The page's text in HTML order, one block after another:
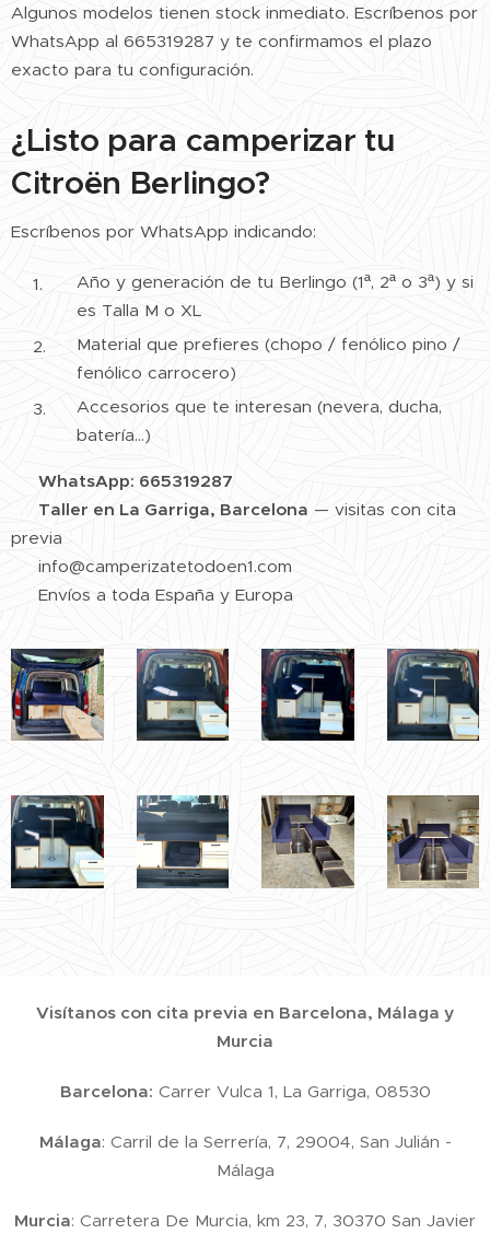
Algunos modelos tienen stock inmediato. Escríbenos por
WhatsApp al 665319287 y te confirmamos el plazo
exacto para tu configuración.
¿Listo para camperizar tu
Citroën Berlingo?
Escríbenos por WhatsApp indicando:
Año y generación de tu Berlingo (1ª, 2ª o 3ª) y si
es Talla M o XL
Material que prefieres (chopo / fenólico pino /
fenólico carrocero)
Accesorios que te interesan (nevera, ducha,
batería...)
WhatsApp: 665319287
Taller en La Garriga, Barcelona — visitas con cita
previa
✉️ info@camperizatetodoen1.com
🚚 Envíos a toda España y Europa
Visítanos con cita previa en Barcelona, Málaga y
Murcia
Barcelona: Carrer Vulca 1, La Garriga, 08530
Málaga: Carril de la Serrería, 7, 29004, San Julián -
Málaga
Murcia: Carretera De Murcia, km 23, 7, 30370 San Javier